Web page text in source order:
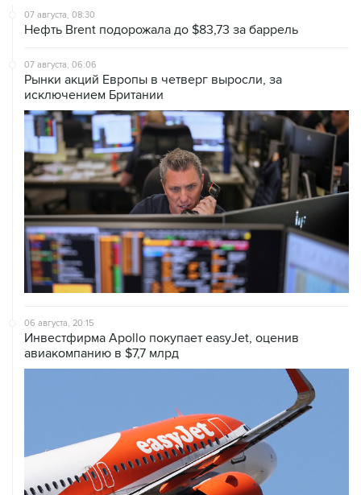
07 августа, 08:30
Нефть Brent подорожала до $83,73 за баррель
07 августа, 06:06
Рынки акций Европы в четверг выросли, за
исключением Британии
06 августа, 20:15
Инвестфирма Apollo покупает easyJet, оценив
авиакомпанию в $7,7 млрд